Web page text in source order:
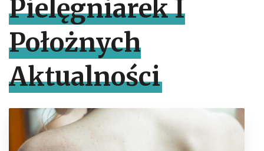
Pielęgniarek I
Położnych
Aktualności